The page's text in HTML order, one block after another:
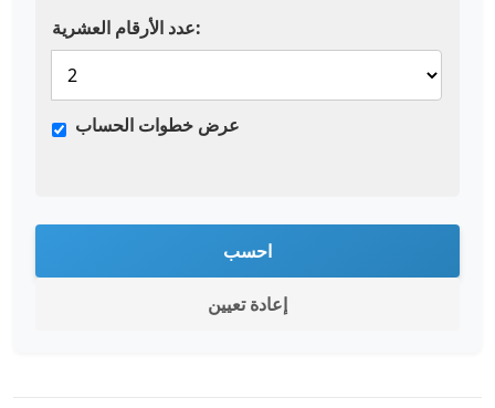
عدد الأرقام العشرية:
عرض خطوات الحساب
احسب
إعادة تعيين